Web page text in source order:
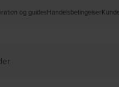
og guidesHandelsbetingelser